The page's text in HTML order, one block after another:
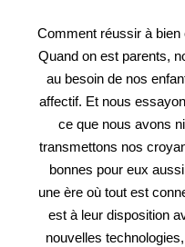
Comment réussir à
Quand on est parents,
au besoin de nos
affectif. Et nous
ce que nous avons
transmettons nos
bonnes pour eux
une ère où tout est
est à leur disposition
nouvelles